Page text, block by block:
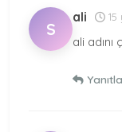
S
ali 15
ali
Yanıtla